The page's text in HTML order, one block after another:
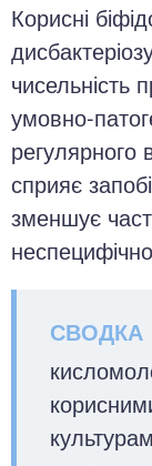
Корисні
чисельність
умовно-
регулярного
сприяє
зменшує